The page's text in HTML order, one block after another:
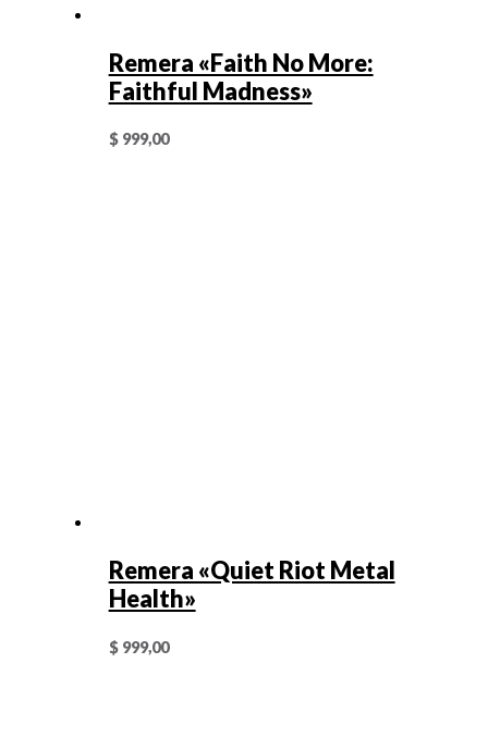
Remera «Faith No More:
Faithful Madness»
$999,00
Remera «Quiet Riot Metal
Health»
$999,00